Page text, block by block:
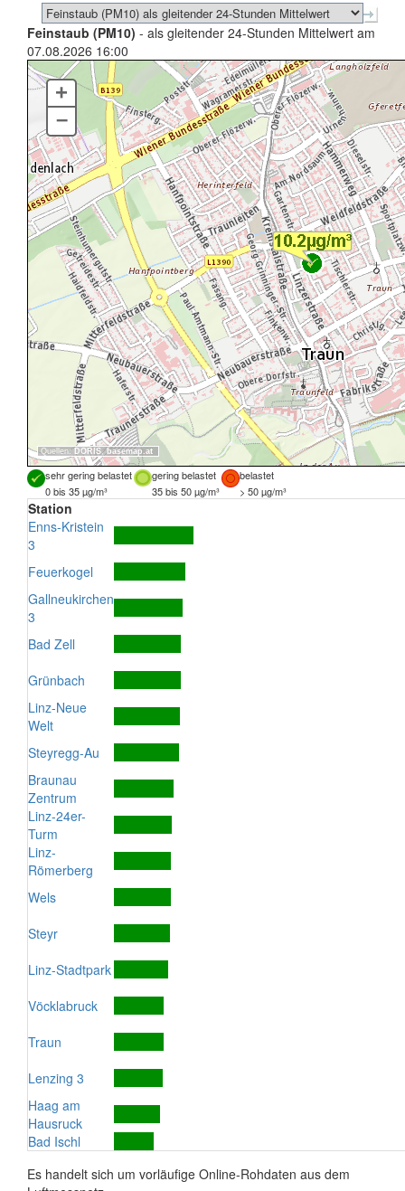
Feinstaub (PM10) - als gleitender 24-Stunden Mittelwert am
07.08.2026 16:00
Quellen: DORIS, basemap.at
+
–
sehr gering belastet gering belastet
belastet
0 bis 35 µg/m³
35 bis 50 µg/m³ > 50 µg/m³
Station
Enns-Kristein
3
Feuerkogel
Gallneukirchen
3
Bad Zell
Grünbach
Linz-Neue
Welt
Steyregg-Au
Braunau
Zentrum
Linz-24er-
Turm
Linz-
Römerberg
Wels
Steyr
Linz-Stadtpark
Vöcklabruck
Traun
Lenzing 3
Haag am
Hausruck
Bad Ischl
Es handelt sich um vorläufige Online-Rohdaten aus dem